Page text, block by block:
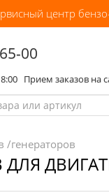
центр
00
Прием заказов на
/генераторов